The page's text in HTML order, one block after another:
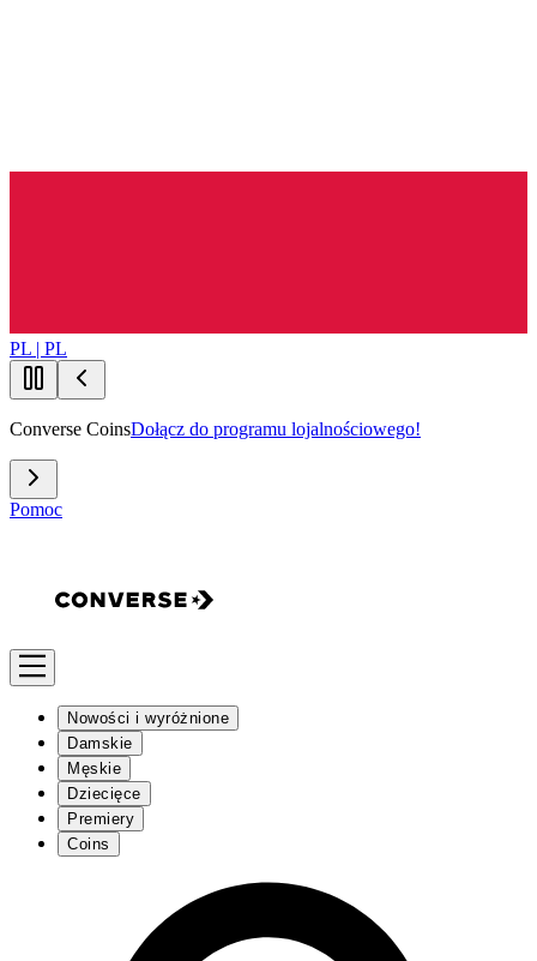
PL | PL
Converse CoinsDołącz do programu lojalnościowego!
Pomoc
Nowości i wyróżnione
Damskie
Męskie
Dziecięce
Premiery
Coins